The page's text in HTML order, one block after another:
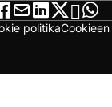
politika